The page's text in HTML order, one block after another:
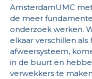
AmsterdamUMC
de meer
onderzoek werken.
elkaar verschillen
afweersysteem,
in de buurt en
verwekkers te